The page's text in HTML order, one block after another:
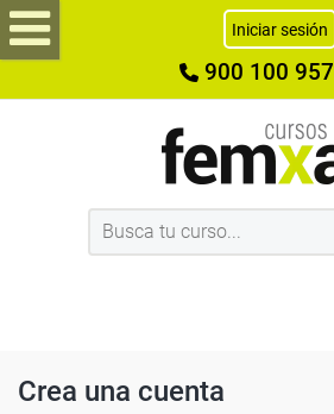
Iniciar sesión
900 100 957
Crea una cuenta